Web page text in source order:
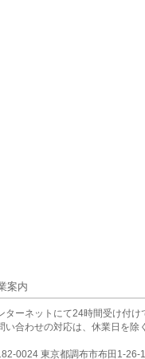
案内
ターネットにて24時間受け付け
い合わせの対応は、休業日を除
0024 東京都調布市布田1-26-